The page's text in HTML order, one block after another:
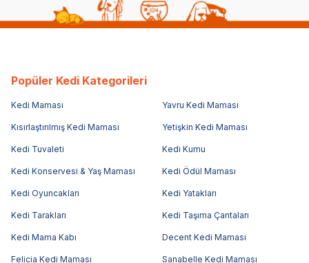
Popüler Kedi Kategorileri
Kedi Maması Yavru Kedi Maması
Kısırlaştırılmış Kedi Maması Yetişkin Kedi Maması
Kedi Tuvaleti Kedi Kumu
Kedi Konservesi & Yaş Maması Kedi Ödül Maması
Kedi Oyuncakları Kedi Yatakları
Kedi Tarakları Kedi Taşıma Çantaları
Kedi Mama Kabı Decent Kedi Maması
Felicia Kedi Maması Sanabelle Kedi Maması